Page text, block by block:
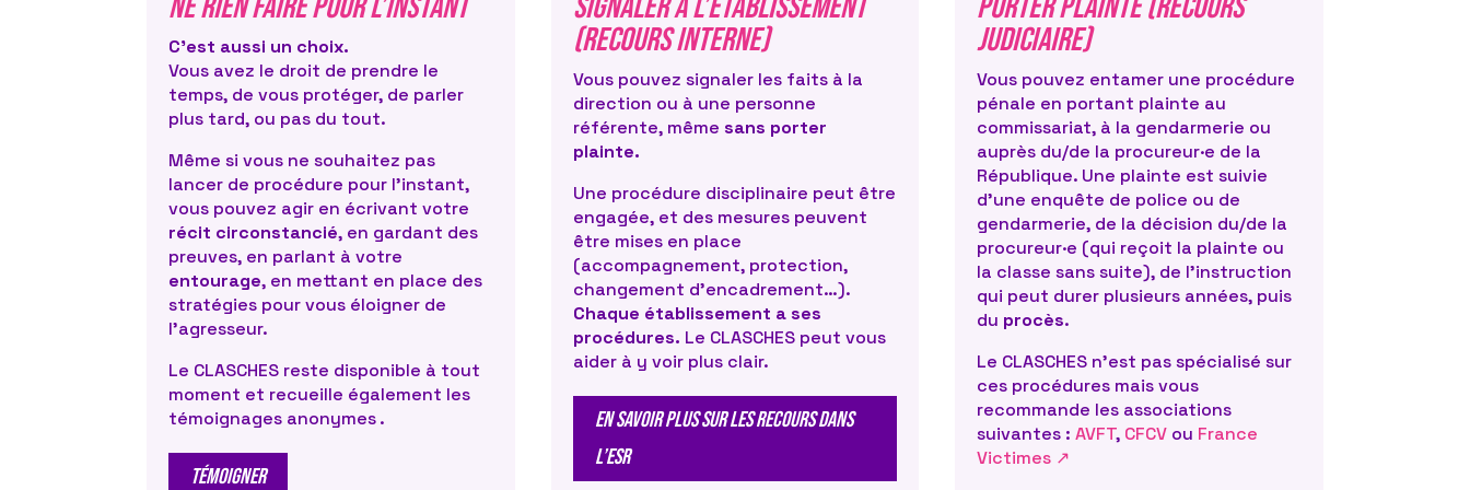
mettent en place de véritables stratégies pour
assurer leur impunité et continuer leurs
agissements : se rendre insoupçonnable, instaurer
la confiance, déstabiliser la victime, l’isoler,
Voici quelques pistes pour vous défendre :
Évitez les situations où vous êtes seul·e avec
l’agresseur : faites-vous accompagner aux
rendez-vous, exigez que la porte du bureau reste
ouverte, refusez les invitations au domicile de la
personne, à l’extérieur de l’école ou de l’université.
D’une manière générale, tout ce qui vous permet
de vous sentir en sécurité est une bonne
stratégie !
de vous : si les VSS ont lieu devant d’autres
explicite. Si vous souhaitez prendre conseil auprès
d’associations ressources, respectez l’anonymat de
la victime à moins qu’elle ne vous demande
explicitement de la nommer.
la victime sur ses droits et les recours
dont elle dispose et/ou orientez-la vers une
association ou un syndicat. Validez sa démarche
quelle qu’elle soit (entamer une procédure, en parler
à sa hiérarchie, ne rien faire, attendre…). Rappelez-
vous que ce n’est pas à vous de décider à sa place.
Témoignez: si la victime décide d’engager une
procédure, votre témoignage sera important.
Mettez par écrit ce qui s’est passé, ce à quoi vous
avez assisté, ce que la victime vous a raconté, ainsi
que les preuves matérielles de ces échanges (SMS,
mails, etc.).
Ne rien faire pour l’instant
C’est aussi un choix.
Vous avez le droit de prendre le
temps, de vous protéger, de parler
plus tard, ou pas du tout.
Même si vous ne souhaitez pas
lancer de procédure pour l’instant,
vous pouvez agir en écrivant votre
récit circonstancié, en gardant des
preuves, en parlant à votre
entourage, en mettant en place des
stratégies pour vous éloigner de
l’agresseur.
Le CLASCHES reste disponible à tout
moment et recueille également les
témoignages anonymes .
TÉMOIGNER
Signaler à l’établissement
(recours interne)
Vous pouvez signaler les faits à la
direction ou à une personne
référente, même sans porter
plainte.
Une procédure disciplinaire peut être
engagée, et des mesures peuvent
être mises en place
(accompagnement, protection,
changement d’encadrement…).
Chaque établissement a ses
procédures. Le CLASCHES peut vous
aider à y voir plus clair.
EN SAVOIR PLUS SUR LES RECOURS DANS
L’ESR
Porter plainte (recours
judiciaire)
Vous pouvez entamer une procédure
pénale en portant plainte au
commissariat, à la gendarmerie ou
auprès du/de la procureur·e de la
République. Une plainte est suivie
d’une enquête de police ou de
gendarmerie, de la décision du/de la
procureur·e (qui reçoit la plainte ou
la classe sans suite), de l’instruction
qui peut durer plusieurs années, puis
du procès.
Le CLASCHES n’est pas spécialisé sur
ces procédures mais vous
recommande les associations
suivantes : AVFT, CFCVou France
Victimes ↗